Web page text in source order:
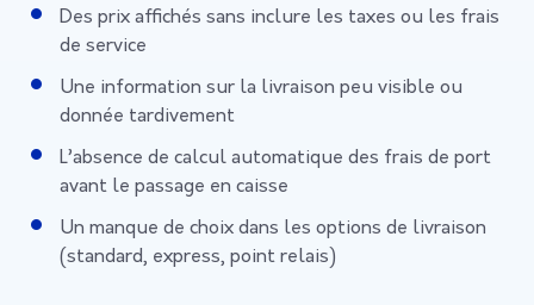
Des prix affichés sans inclure les taxes ou les frais
de service
Une information sur la livraison peu visible ou
donnée tardivement
L’absence de calcul automatique des frais de port
avant le passage en caisse
Un manque de choix dans les options de livraison
(standard, express, point relais)